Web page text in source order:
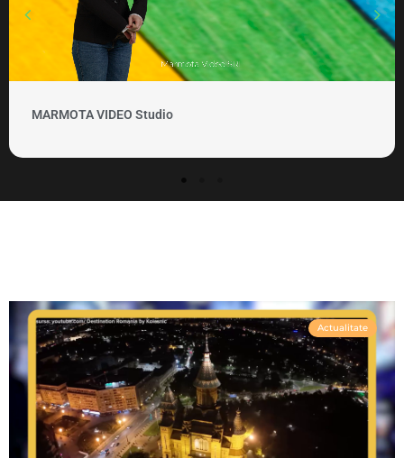
MARMOTA VIDEO Clipuri si promovare
Actualitate